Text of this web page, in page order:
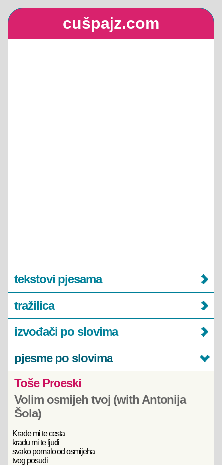
cušpajz.com
tekstovi pjesama
tražilica
izvođači po slovima
pjesme po slovima
Toše Proeski
Volim osmijeh tvoj (with Antonija
Šola)
Krade mi te cesta
kradu mi te ljudi
svako pomalo od osmijeha
tvog posudi